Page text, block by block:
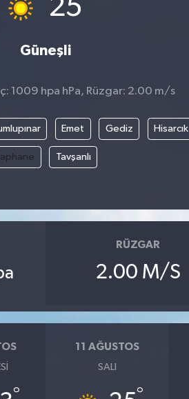
25
Güneşli
1009 hpa hPa, Rüzgar: 2.00 m/s
Emet Gediz Hisarcık
Tavşanlı
RÜZGAR
2.00 M/S
°
11 AĞUSTOS
SALI
°